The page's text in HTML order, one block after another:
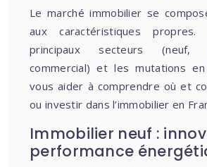
Le marché immobilier se
aux caractéristiques propres.
principaux secteurs (neuf,
commercial) et les mutations
vous aider à comprendre où et
ou investir dans l’immobilier en
Immobilier neuf :
performance